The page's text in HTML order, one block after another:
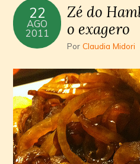
22
AGO
2011
Zé do
o exagero
PorClaudia Midori